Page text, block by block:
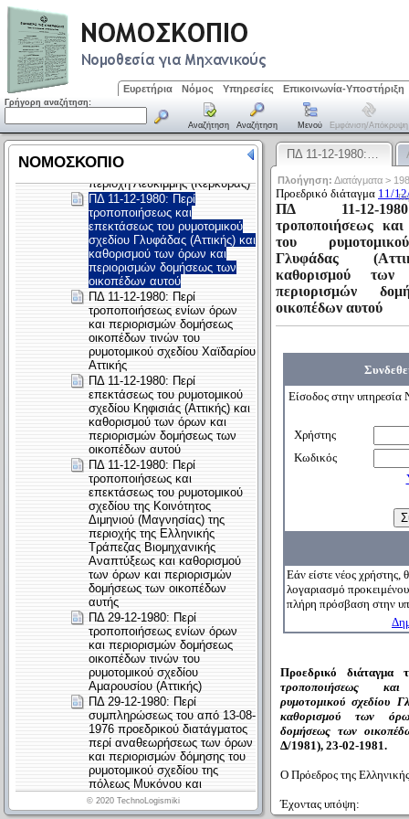
Ευρετήρια Νόμος Υπηρεσίες Επικοινωνία-Υποστήριξη
Γρήγορη αναζήτηση:
Αναζήτηση Αναζήτηση Μενού Εμφάνιση/απόκρυψη
ΠΔ 11-12-1980:…